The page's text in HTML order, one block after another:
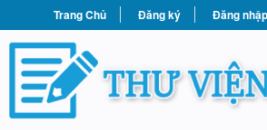
Trang Chủ Đăng ký Đăng nhập